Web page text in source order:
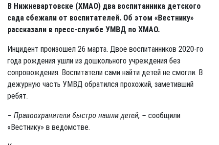
В Нижневартовске (ХМАО) два воспитанника детского
сада сбежали от воспитателей. Об этом «Вестнику»
рассказали в пресс-службе УМВД по ХМАО.
Инцидент произошел 26 марта. Двое воспитанников 2020-го
года рождения ушли из дошкольного учреждения без
сопровождения. Воспитатели сами найти детей не смогли. В
дежурную часть УМВД обратился прохожий, заметивший
ребят.
– Правоохранители быстро нашли детей, – сообщили
«Вестнику» в ведомстве.